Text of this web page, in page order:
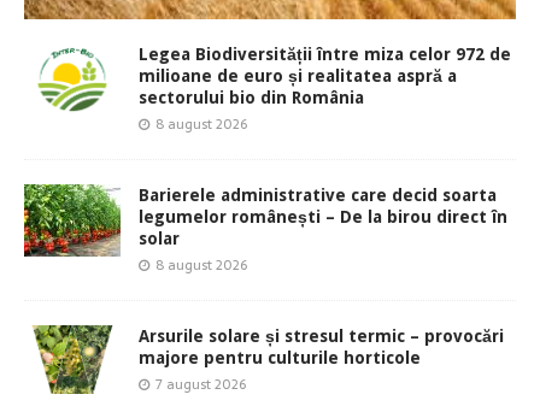
Legea Biodiversității între miza celor 972 de
milioane de euro și realitatea aspră a
sectorului bio din România
8 august 2026
Barierele administrative care decid soarta
legumelor românești – De la birou direct în
solar
8 august 2026
Arsurile solare și stresul termic – provocări
majore pentru culturile horticole
7 august 2026